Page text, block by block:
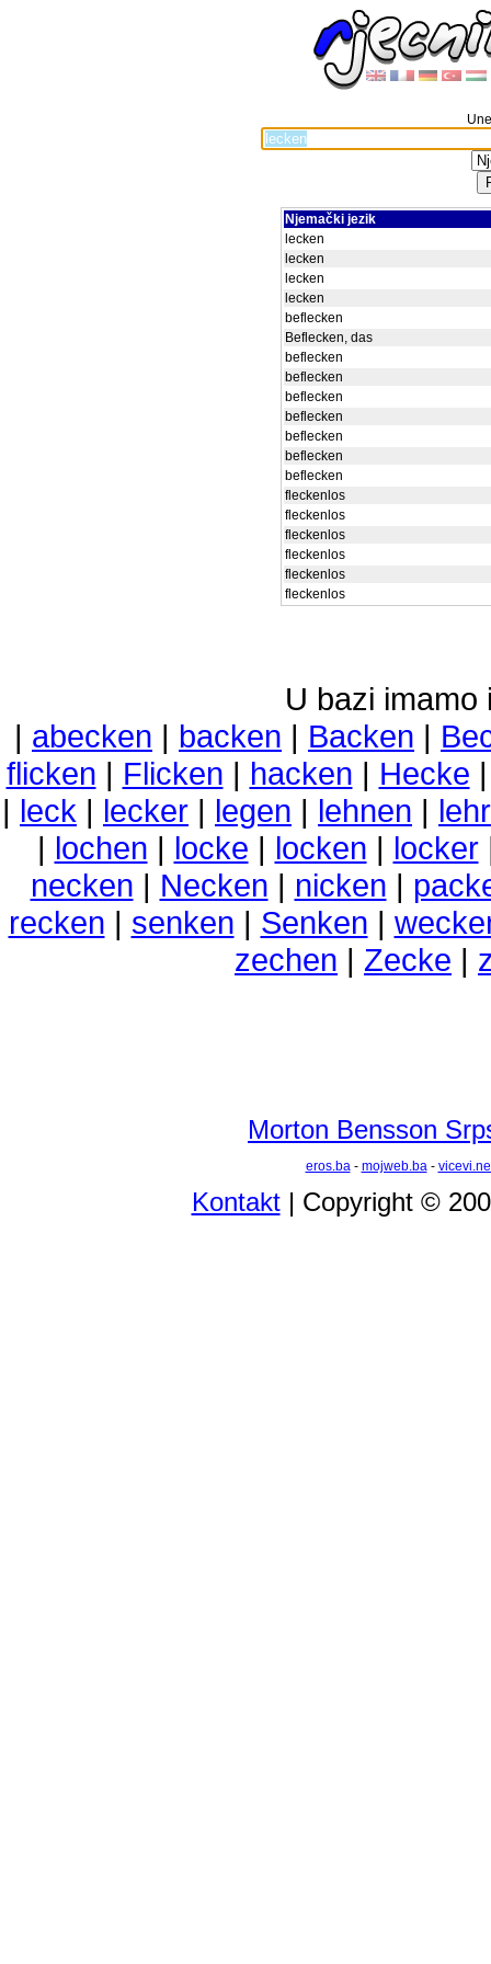
Njemački jezik
lecken
lecken
lecken
lecken
beflecken
Beflecken, das
beflecken
beflecken
beflecken
beflecken
beflecken
beflecken
beflecken
fleckenlos
fleckenlos
fleckenlos
fleckenlos
fleckenlos
fleckenlos
U bazi imamo
| abecken | backen | Backen |
flicken | Flicken | hacken | Hecke
| leck | lecker | legen | lehnen |
| lochen | locke | locken | locker
necken | Necken | nicken |
recken | senken | Senken |
zechen | Zecke |
Morton Bensson
eros.ba- mojweb.ba-
Kontakt| Copyright ©